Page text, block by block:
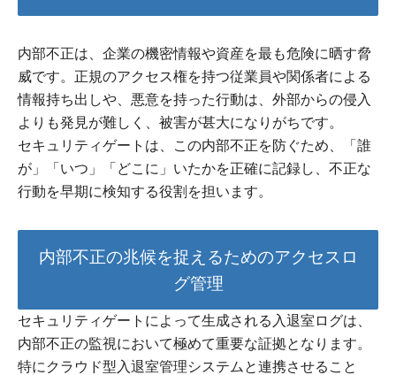
内部不正は、企業の機密情報や資産を最も危険に晒す脅
威です。正規のアクセス権を持つ従業員や関係者による
情報持ち出しや、悪意を持った行動は、外部からの侵入
よりも発見が難しく、被害が甚大になりがちです。
セキュリティゲートは、この内部不正を防ぐため、「誰
が」「いつ」「どこに」いたかを正確に記録し、不正な
行動を早期に検知する役割を担います。
内部不正の兆候を捉えるためのアクセスロ
グ管理
セキュリティゲートによって生成される入退室ログは、
内部不正の監視において極めて重要な証拠となります。
特にクラウド型入退室管理システムと連携させること